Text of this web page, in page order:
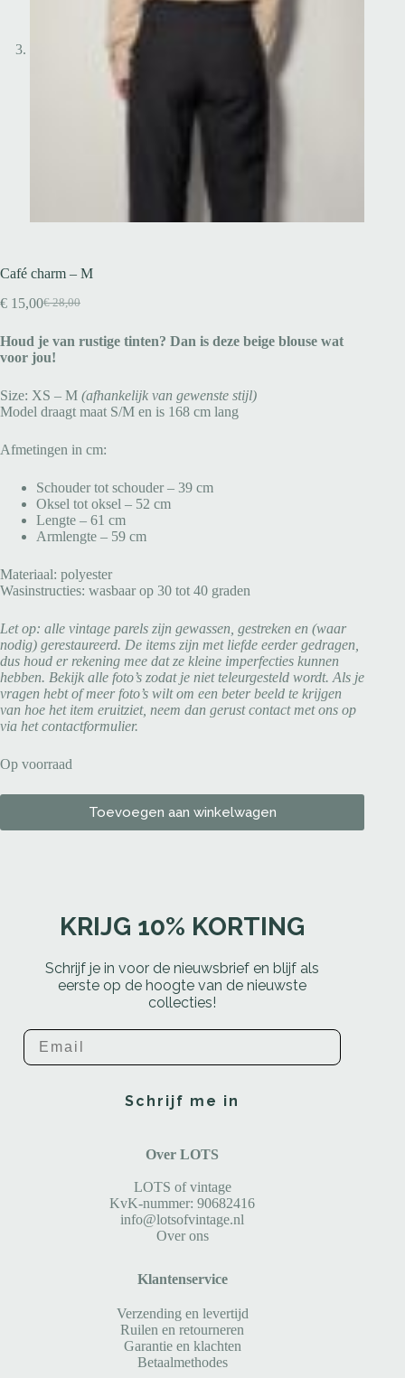
Café charm – M
€28,00
€ 15,00
Houd je van rustige tinten? Dan is deze beige blouse wat
voor jou!
Size: XS – M (afhankelijk van gewenste stijl)
Model draagt maat S/M en is 168 cm lang
Afmetingen in cm:
Schouder tot schouder – 39 cm
Oksel tot oksel – 52 cm
Lengte – 61 cm
Armlengte – 59 cm
Materiaal: polyester
Wasinstructies: wasbaar op 30 tot 40 graden
Let op: alle vintage parels zijn gewassen, gestreken en (waar
nodig) gerestaureerd. De items zijn met liefde eerder gedragen,
dus houd er rekening mee dat ze kleine imperfecties kunnen
hebben. Bekijk alle foto’s zodat je niet teleurgesteld wordt. Als je
vragen hebt of meer foto’s wilt om een beter beeld te krijgen
van hoe het item eruitziet, neem dan gerust contact met ons op
via het contactformulier.
Op voorraad
Toevoegen aan winkelwagen
KRIJG 10% KORTING
Schrijf je in voor de nieuwsbrief en blijf als
eerste op de hoogte van de nieuwste
collecties!
Email
Schrijf me in
Over LOTS
LOTS of vintage
KvK-nummer: 90682416
info@lotsofvintage.nl
Over ons
Klantenservice
Verzending en levertijd
Ruilen en retourneren
Garantie en klachten
Betaalmethodes